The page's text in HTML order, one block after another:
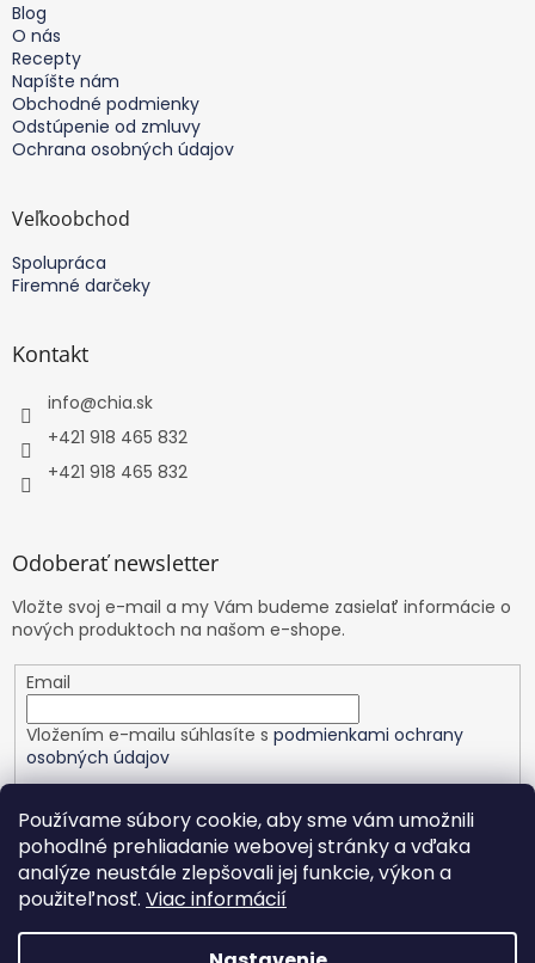
Používame súbory cookie, aby sme vám umožnili
pohodlné prehliadanie webovej stránky a vďaka
analýze neustále zlepšovali jej funkcie, výkon a
použiteľnosť. Viac informácií
Blog
O nás
Recepty
Napíšte nám
Obchodné podmienky
Odstúpenie od zmluvy
Ochrana osobných údajov
Veľkoobchod
Spolupráca
Firemné darčeky
Kontakt
info@chia.sk
+421 918 465 832
+421 918 465 832
Odoberať newsletter
Vložte svoj e-mail a my Vám budeme zasielať informácie o
nových produktoch na našom e-shope.
Email
Vložením e-mailu súhlasíte s podmienkami ochrany
osobných údajov
PRIHLÁSIŤ SA